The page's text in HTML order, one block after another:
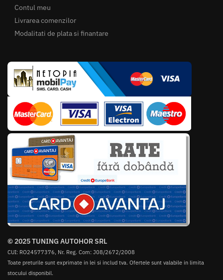
Contul meu
Livrarea comenzilor
Modalitati de plata si finantare
© 2025 TUNING AUTOHOR SRL
CUI: RO24577376, Nr. Reg. Com: J08/2672/2008
Toate preturile sunt exprimate in lei si includ tva. Ofertele sunt valabile in limita
stocului disponibil.